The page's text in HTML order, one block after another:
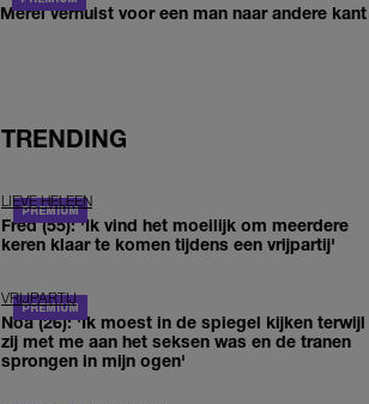
Merel verhuist voor een man naar andere
TRENDING
LIEVE HELEEN
Fred (55): 'Ik vind het moeilijk om meerdere
keren klaar te komen tijdens een vrijpartij'
VRIJPARTIJ
Noa (26): 'Ik moest in de spiegel kijken terwijl
zij met me aan het seksen was en de tranen
sprongen in mijn ogen'